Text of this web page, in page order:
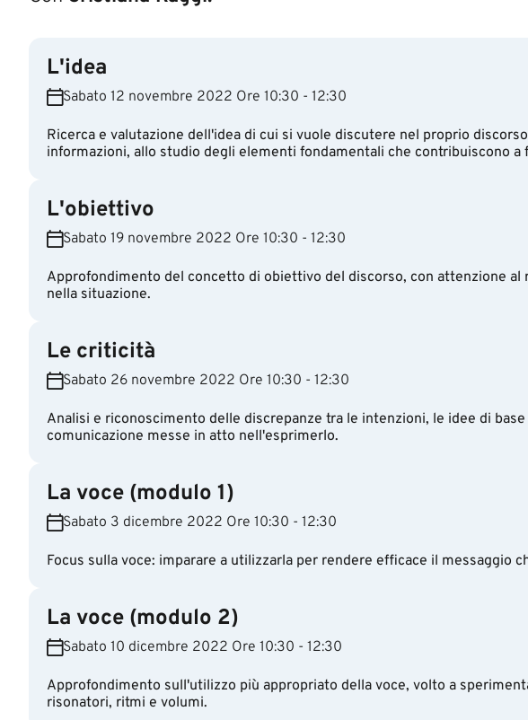
L'idea
Sabato 12 novembre 2022 Ore 10:30 - 12:30
Ricerca e valutazione dell'idea di cui si vuole discutere nel proprio
informazioni, allo studio degli elementi fondamentali che contribuiscono a
L'obiettivo
Sabato 19 novembre 2022 Ore 10:30 - 12:30
Approfondimento del concetto di obiettivo del discorso, con attenzione al
nella situazione.
Le criticità
Sabato 26 novembre 2022 Ore 10:30 - 12:30
Analisi e riconoscimento delle discrepanze tra le intenzioni, le idee di
comunicazione messe in atto nell'esprimerlo.
La voce (modulo 1)
Sabato 3 dicembre 2022 Ore 10:30 - 12:30
Focus sulla voce: imparare a utilizzarla per rendere efficace il messaggio
La voce (modulo 2)
Sabato 10 dicembre 2022 Ore 10:30 - 12:30
Approfondimento sull'utilizzo più appropriato della voce, volto a
risonatori, ritmi e volumi.